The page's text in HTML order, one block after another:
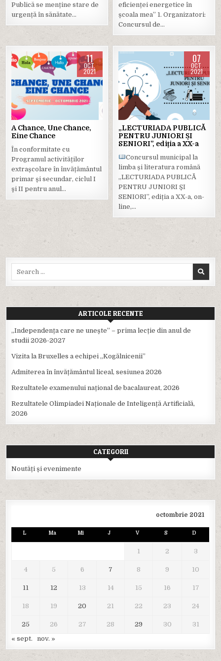
Publică se menține stare de
urgență în sănătate…
eficienței energetice în
școala mea” 1. Organizatori:
Concursul de…
11
OCT.
2021
Posted
in
A Chance, Une Chance,
Eine Chance
În conformitate cu
Programul activităților
extrașcolare în învățământul
primar și secundar, ciclul I
şi II pentru anul…
07
OCT.
2021
Posted
in
„LECTURIADA PUBLICĂ
PENTRU JUNIORI ȘI
SENIORI”, ediția a XX-a
Concursul municipal la
limba și literatura română
„LECTURIADA PUBLICĂ
PENTRU JUNIORI ȘI
SENIORI”, ediția a XX-a, on-
line,…
ARTICOLE RECENTE
,,Independența care ne unește” – prima lecție din anul de
studii 2026-2027
Vizita la Bruxelles a echipei ,,Kogălnicenii”
Admiterea în învățământul liceal, sesiunea 2026
Rezultatele examenului național de bacalaureat, 2026
Rezultatele Olimpiadei Naționale de Inteligență Artificială,
2026
CATEGORII
Noutăți și evenimente
octombrie 2021
L Ma Mi J V S D
1 2 3
4 5 6 7 8 9 10
11 12 13 14 15 16 17
18 19 20 21 22 23 24
25 26 27 28 29 30
31
« sept.
nov. »